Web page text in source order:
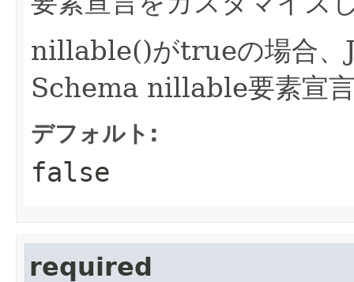
nillable()がtrueの場合、
Schema nillable要素宣
デフォルト:
false
required